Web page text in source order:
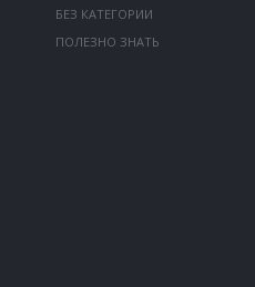
БЕЗ КАТЕГОРИИ
ПОЛЕЗНО ЗНАТЬ